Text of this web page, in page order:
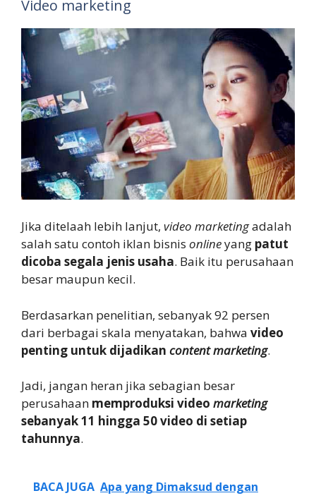
Video marketing
Jika ditelaah lebih lanjut, video marketingadalah
salah satu contoh iklan bisnis onlineyang patut
dicoba segala jenis usaha. Baik itu perusahaan
besar maupun kecil.
Berdasarkan penelitian, sebanyak 92 persen
dari berbagai skala menyatakan, bahwa video
penting untuk dijadikan content marketing.
Jadi, jangan heran jika sebagian besar
perusahaan memproduksi video marketing
sebanyak 11 hingga 50 video di setiap
tahunnya.
BACA JUGA Apa yang Dimaksud dengan